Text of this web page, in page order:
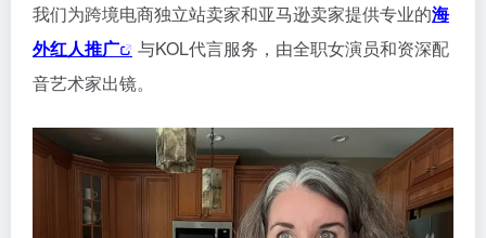
我们为跨境电商独立站卖家和亚马逊卖家提供专业的海
外红人推广
与KOL代言服务，由全职女演员和资深配
音艺术家出镜。